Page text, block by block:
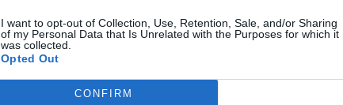
I want to opt-out of Collection, Use, Retention, Sale, and/or Sharing
of my Personal Data that Is Unrelated with the Purposes for which it
was collected.
Opted Out
CONFIRM